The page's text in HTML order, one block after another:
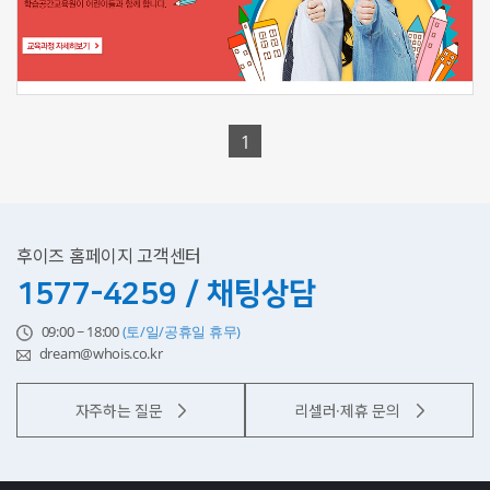
신청하기
1
후이즈 홈페이지 고객센터
1577-4259 / 채팅상담
09:00 ~ 18:00(토/일/공휴일 휴무)
dream@whois.co.kr
자주하는 질문 리셀러·제휴 문의